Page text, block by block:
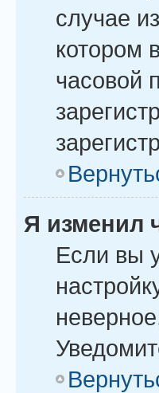
случае
котором
часовой
Я изменил
Если вы